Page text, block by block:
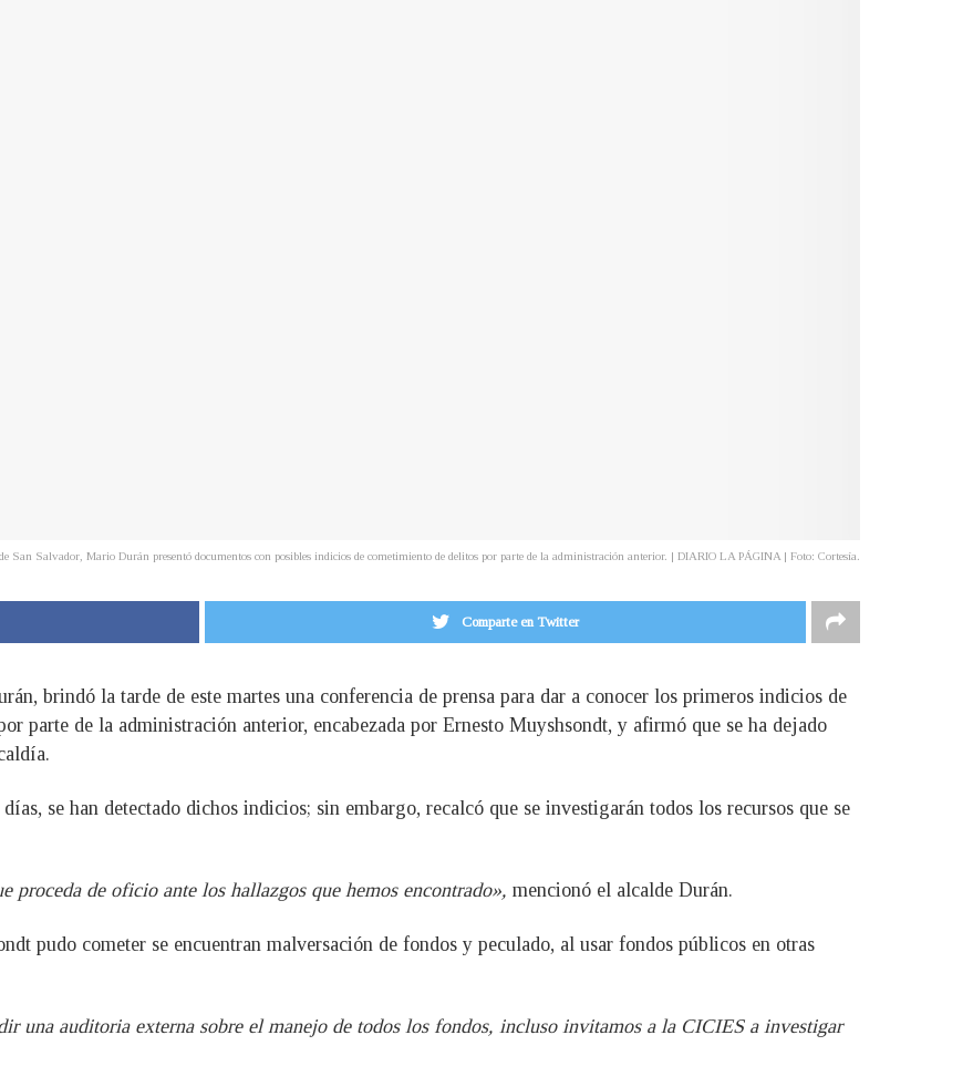
San Salvador, Mario Durán presentó documentos con posibles indicios de cometimiento de delitos por parte de la administración anterior. | DIARIO LA PÁGINA | Foto: Cortesía.
Comparte en Twitter
brindó la tarde de este martes una conferencia de prensa para dar a conocer los primeros indicios de
parte de la administración anterior, encabezada por Ernesto Muyshsondt, y afirmó que se ha dejado
se han detectado dichos indicios; sin embargo, recalcó que se investigarán todos los recursos que se
proceda de oficio ante los hallazgos que hemos encontrado», mencionó el alcalde Durán.
pudo cometer se encuentran malversación de fondos y peculado, al usar fondos públicos en otras
una auditoria externa sobre el manejo de todos los fondos, incluso invitamos a la CICIES a investigar